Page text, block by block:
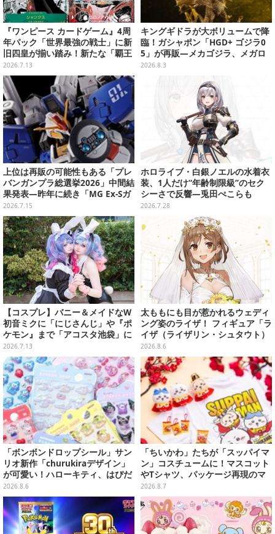
『ワンピース カードゲーム』4周
年パック「世界最強の戦士」に新
旧四皇が揃い踏み！新たな「覇王
色SP」のゾロ、ヤマトなど28枚も
の新カード一挙公開
2026.7.13
キングギドラが大ボリュームで降
臨！ガシャポン「HGD+ ゴジラ0
5」が再販―メカゴジラ、メガロ
なども揃った全4種
2026.8.3
上位は再販の可能性もある「プレ
バンガンプラ総選挙2026」中間結
果発表―昨年に続き「MG Ex-Sガ
ンダム/Sガンダム」が強い！TOP
20も注目
2026.7.15
ホロライブ・白銀ノエルの水着衣
装、1人だけ“年齢制限級”のセク
シーさで反響―兎田ぺこらも
「こ、こんなことが許されていい
のか？」と興奮隠せず
2026.7.28
【コスプレ】バニー＆メイドなW
初音ミクに「にじさんじ」や『ポ
ケモン』まで「アコスタ池袋」に
集った美麗レイヤー13選【写真60
枚】
2026.7.13
太ももにも目が惹かれるウェディ
ング姿のライザ！ フィギュア「ラ
イザ（ライザリン・シュタウト）
ウェディングStyle」が8月7日よ
り予約受付開始
2026.8.6
「ボンボンドロップシール」サン
リオ新作「churukiraデザイン」
が可愛い！ハローキティ、はぴだ
んぶいなど全8種類が順次展開
2026.8.6
「ちいかわ」たちが「スッパイマ
ン」コスチュームに！マスコット
やTシャツ、パッケージ再現のマ
グネットなど全5アイテム
2026.8.7